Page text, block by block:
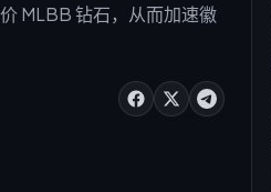
MLBB 钻石，从而加速徽